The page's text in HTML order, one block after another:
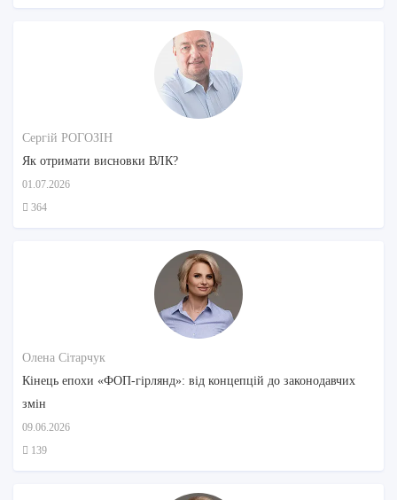
Сергій РОГОЗІН
Як отримати висновки ВЛК?
01.07.2026
364
Олена Сітарчук
Кінець епохи «ФОП-гірлянд»: від концепцій до законодавчих
змін
09.06.2026
139